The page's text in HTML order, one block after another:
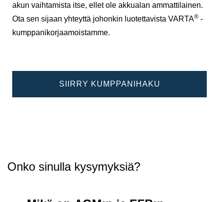
akun vaihtamista itse, ellet ole akkualan ammattilainen.
Ota sen sijaan yhteyttä johonkin luotettavista VARTA® -
kumppanikorjaamoistamme.
SIIRRY KUMPPANIHAKU
Onko sinulla kysymyksiä?